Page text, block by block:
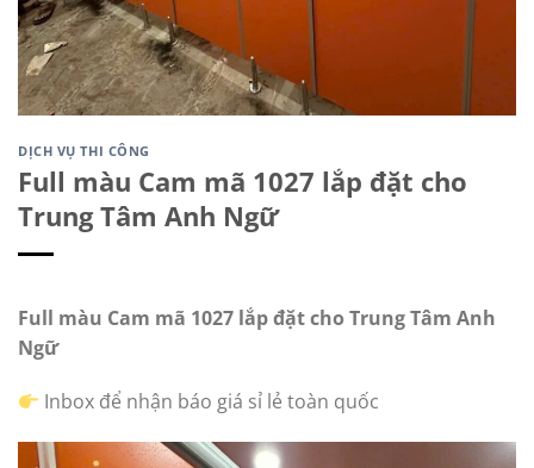
DỊCH VỤ THI CÔNG
Full màu Cam mã 1027 lắp đặt cho
Trung Tâm Anh Ngữ
Full màu Cam mã 1027 lắp đặt cho Trung Tâm Anh
Ngữ
Inbox để nhận báo giá sỉ lẻ toàn quốc